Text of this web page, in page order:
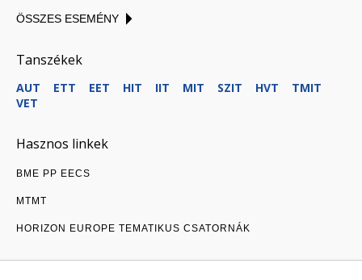
ÖSSZES ESEMÉNY
Tanszékek
AUT ETT EET HIT IIT MIT SZIT HVT
TMIT
VET
Hasznos linkek
BME PP EECS
MTMT
HORIZON EUROPE TEMATIKUS CSATORNÁK